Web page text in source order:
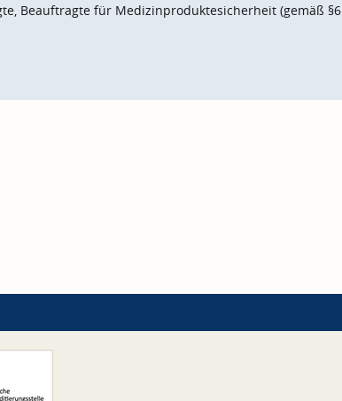
Beauftragte für Medizinproduktesicherheit (gemäß §6